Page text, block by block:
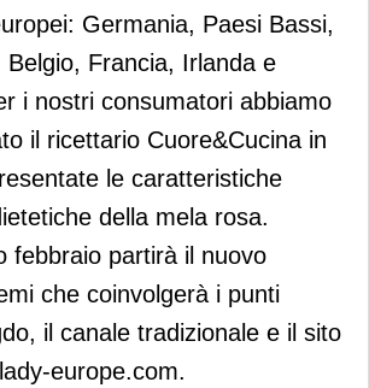
Germania, Paesi Bassi,
Belgio, Francia, Irlanda e
i nostri consumatori abbiamo
il ricettario Cuore&Cucina in
le caratteristiche
della mela rosa.
febbraio partirà il nuovo
che coinvolgerà i punti
il canale tradizionale e il sito
europe.com.